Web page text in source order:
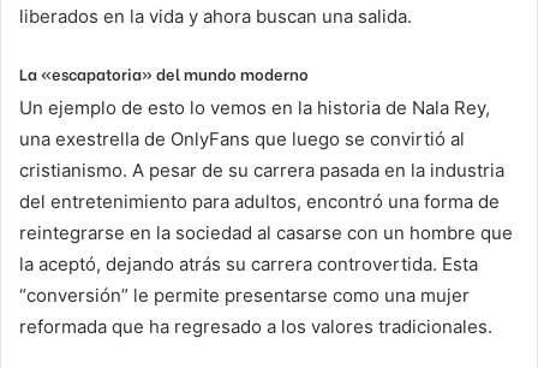
liberados en la vida y ahora buscan una salida.
La «escapatoria» del mundo moderno
Un ejemplo de esto lo vemos en la historia de Nala Rey,
una exestrella de OnlyFans que luego se convirtió al
cristianismo. A pesar de su carrera pasada en la industria
del entretenimiento para adultos, encontró una forma de
reintegrarse en la sociedad al casarse con un hombre que
la aceptó, dejando atrás su carrera controvertida. Esta
“conversión” le permite presentarse como una mujer
reformada que ha regresado a los valores tradicionales.